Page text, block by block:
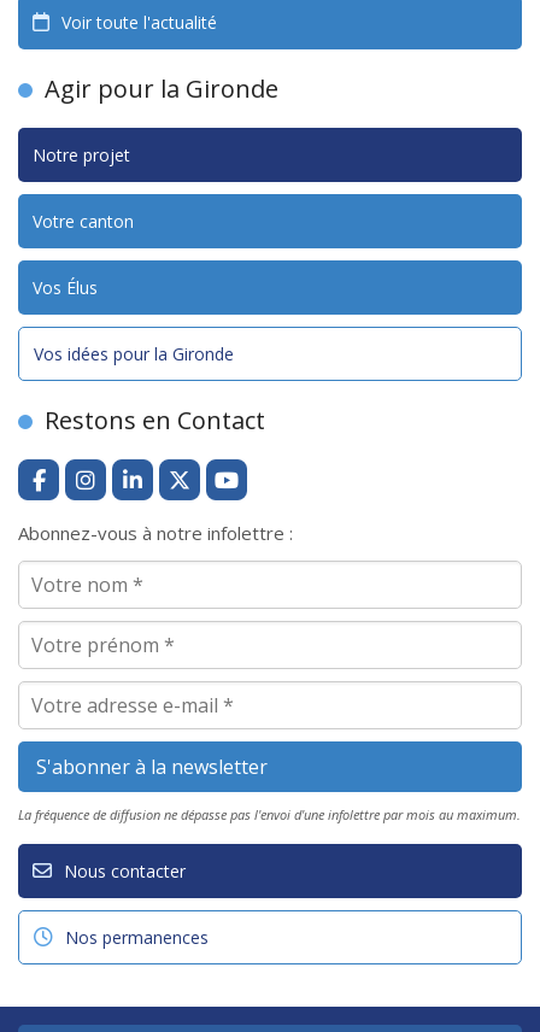
Voir toute l'actualité
Agir pour la Gironde
Notre projet
Votre canton
Vos Élus
Vos idées pour la Gironde
Restons en Contact
Abonnez-vous à notre infolettre :
La fréquence de diffusion ne dépasse pas l'envoi d'une infolettre par mois au maximum.
Nous contacter
Nos permanences